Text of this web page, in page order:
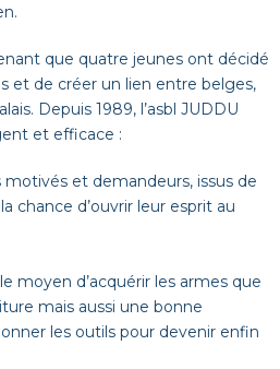
que quatre jeunes ont décidé
et de créer un lien entre belges,
Depuis 1989, l’asbl JUDDU
et efficace :
et demandeurs, issus de
chance d’ouvrir leur esprit au
moyen d’acquérir les armes que
mais aussi une bonne
les outils pour devenir enfin